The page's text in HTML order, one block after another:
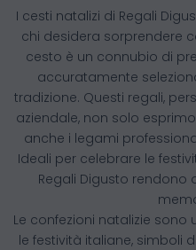
I cesti natalizi di Regali
chi desidera sorprendere
cesto è un connubio di
accuratamente
tradizione. Questi regali,
aziendale, non solo
anche i legami
Ideali per celebrare le
Regali Digusto
Le confezioni natalizie
le festività italiane, simboli